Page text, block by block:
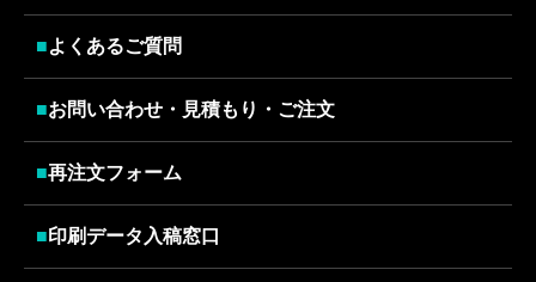
■よくあるご質問
■お問い合わせ・見積もり・ご注文
■再注文フォーム
■印刷データ入稿窓口